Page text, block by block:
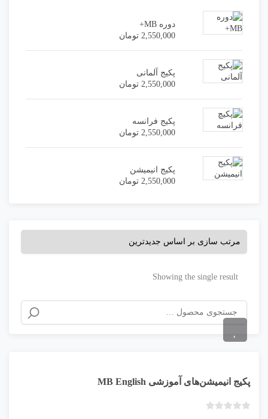
دوره MB+
2,550,000 تومان
پکیج آلمانی
2,550,000 تومان
پکیج فرانسه
2,550,000 تومان
پکیج انیمیشن
2,550,000 تومان
Showing the single result
پکیج انیمیشن‌های آموزشی MB English